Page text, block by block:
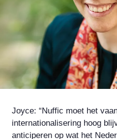
Joyce: “Nuffic moet het
internationalisering hoog
anticiperen op wat het